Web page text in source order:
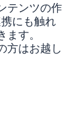
テンツの作
にも触れ
す。
方はお越し